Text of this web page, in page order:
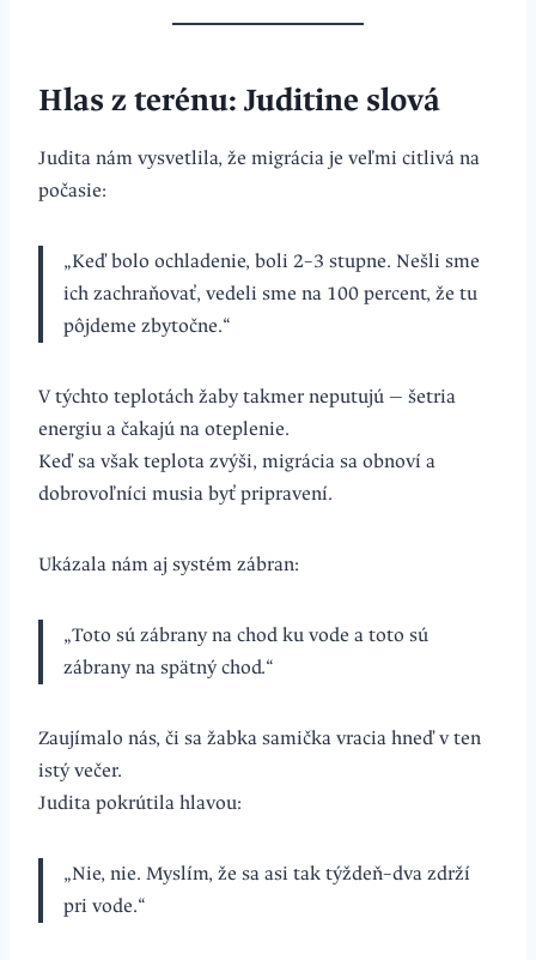
Hlas z terénu: Juditine slová
Judita nám vysvetlila, že migrácia je veľmi citlivá na
počasie:
„Keď bolo ochladenie, boli 2–3 stupne. Nešli sme
ich zachraňovať, vedeli sme na 100 percent, že tu
pôjdeme zbytočne.“
V týchto teplotách žaby takmer neputujú — šetria
energiu a čakajú na oteplenie.
Keď sa však teplota zvýši, migrácia sa obnoví a
dobrovoľníci musia byť pripravení.
Ukázala nám aj systém zábran:
„Toto sú zábrany na chod ku vode a toto sú
zábrany na spätný chod.“
Zaujímalo nás, či sa žabka samička vracia hneď v ten
istý večer.
Judita pokrútila hlavou:
„Nie, nie. Myslím, že sa asi tak týždeň–dva zdrží
pri vode.“